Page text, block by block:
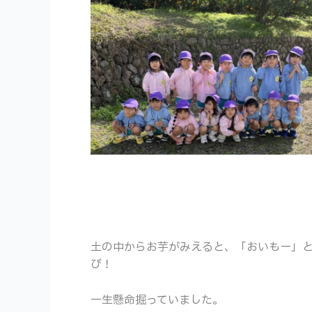
土の中からお芋がみえると、「おいもー」
び！
一生懸命掘っていました。